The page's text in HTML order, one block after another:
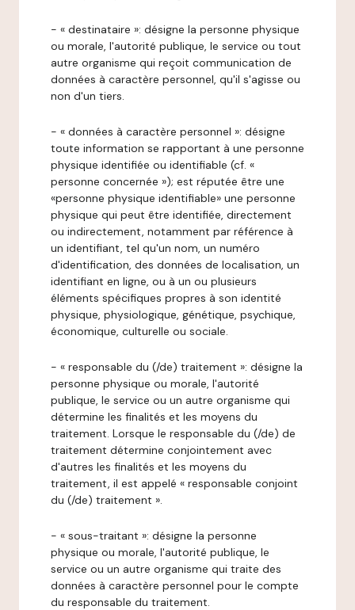
- « destinataire »: désigne la personne physique
ou morale, l'autorité publique, le service ou tout
autre organisme qui reçoit communication de
données à caractère personnel, qu'il s'agisse ou
non d'un tiers.
- « données à caractère personnel »: désigne
toute information se rapportant à une personne
physique identifiée ou identifiable (cf. «
personne concernée »); est réputée être une
«personne physique identifiable» une personne
physique qui peut être identifiée, directement
ou indirectement, notamment par référence à
un identifiant, tel qu'un nom, un numéro
d'identification, des données de localisation, un
identifiant en ligne, ou à un ou plusieurs
éléments spécifiques propres à son identité
physique, physiologique, génétique, psychique,
économique, culturelle ou sociale.
- « responsable du (/de) traitement »: désigne la
personne physique ou morale, l'autorité
publique, le service ou un autre organisme qui
détermine les finalités et les moyens du
traitement. Lorsque le responsable du (/de) de
traitement détermine conjointement avec
d'autres les finalités et les moyens du
traitement, il est appelé « responsable conjoint
du (/de) traitement ».
- « sous-traitant »: désigne la personne
physique ou morale, l'autorité publique, le
service ou un autre organisme qui traite des
données à caractère personnel pour le compte
du responsable du traitement.